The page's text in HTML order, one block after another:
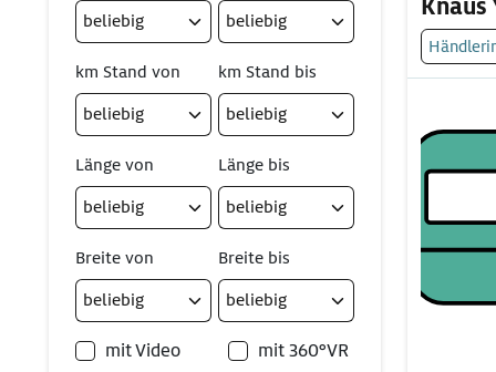
Knaus
km Stand von km Stand bis
Länge von Länge bis
Breite von Breite bis
mit Video mit 360°VR